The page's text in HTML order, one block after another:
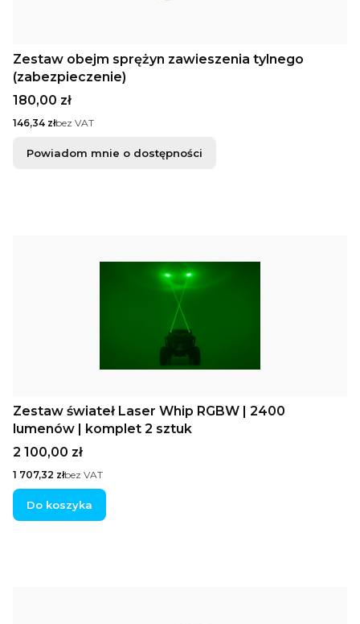
Zestaw obejm sprężyn zawieszenia tylnego
(zabezpieczenie)
Cena
180,00 zł
Cena
146,34 złbez VAT
Powiadom mnie o dostępności
Zestaw świateł Laser Whip RGBW | 2400
lumenów | komplet 2 sztuk
Cena
2 100,00 zł
Cena
1 707,32 złbez VAT
Do koszyka